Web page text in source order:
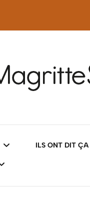
ILS ONT DIT ÇA